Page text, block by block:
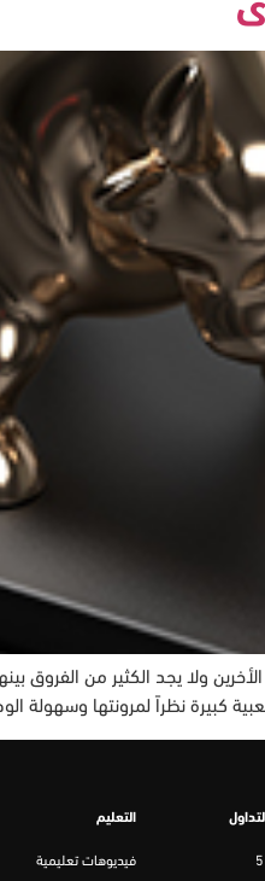
ولا يجد الكثير من الفروق
التعليم
فيديوهات تعليمية